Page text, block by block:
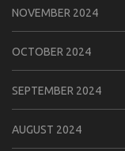
NOVEMBER 2024
OCTOBER 2024
SEPTEMBER 2024
AUGUST 2024